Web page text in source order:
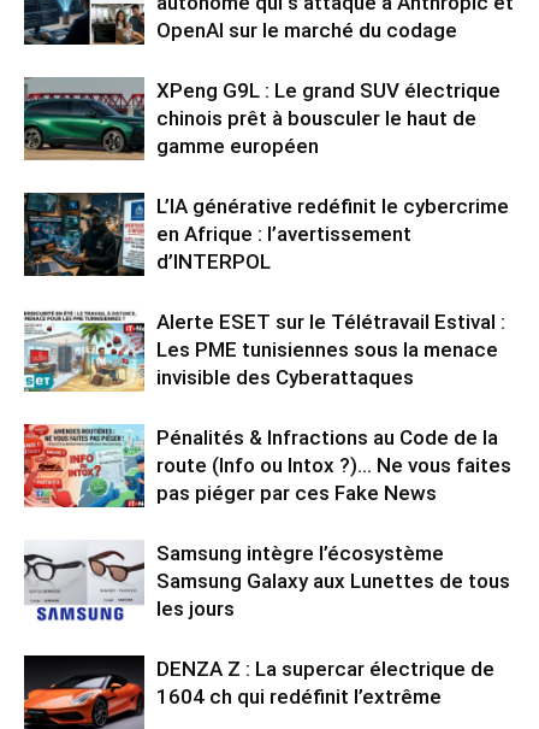
OpenAI sur le marché du codage
XPeng G9L : Le grand SUV électrique
chinois prêt à bousculer le haut de
gamme européen
L’IA générative redéfinit le cybercrime
en Afrique : l’avertissement
d’INTERPOL
Alerte ESET sur le Télétravail Estival :
Les PME tunisiennes sous la menace
invisible des Cyberattaques
Pénalités & Infractions au Code de la
route (Info ou Intox ?)… Ne vous faites
pas piéger par ces Fake News
Samsung intègre l’écosystème
Samsung Galaxy aux Lunettes de tous
les jours
DENZA Z : La supercar électrique de
1604 ch qui redéfinit l’extrême